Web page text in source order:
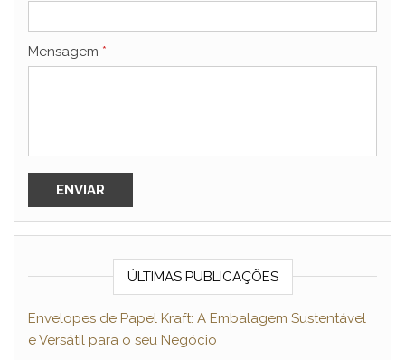
Mensagem *
ÚLTIMAS PUBLICAÇÕES
Envelopes de Papel Kraft: A Embalagem Sustentável
e Versátil para o seu Negócio